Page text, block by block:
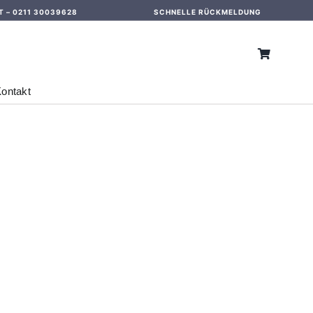
– 0211 30039628 SCHNELLE RÜCKMELDUNG